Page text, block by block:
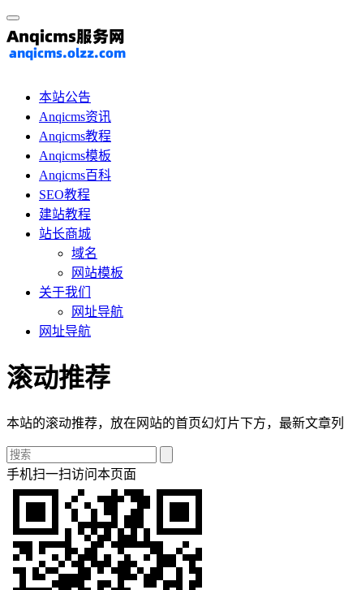
本站公告
Anqicms资讯
Anqicms教程
Anqicms模板
Anqicms百科
SEO教程
建站教程
站长商城
域名
网站模板
关于我们
网址导航
网址导航
滚动推荐
本站的滚动推荐，放在网站的首页幻灯片下方，最新文章
手机扫一扫访问本页面